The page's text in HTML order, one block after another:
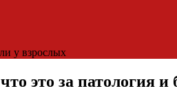
у взрослых
это за патология и